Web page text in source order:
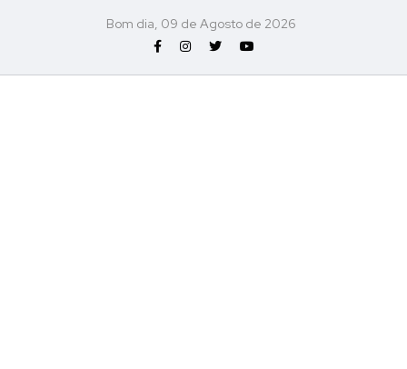
Bom dia, 09 de Agosto de 2026